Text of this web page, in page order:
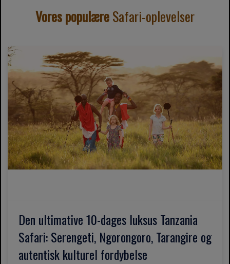
Vores populæreSafari-oplevelser
Den ultimative 10-dages luksus Tanzania
Safari: Serengeti, Ngorongoro, Tarangire og
autentisk kulturel fordybelse